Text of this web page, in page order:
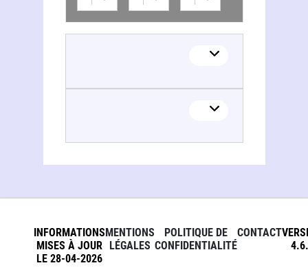
INFORMATIONS
MISES À JOUR
LE 28-04-2026
MENTIONS
LÉGALES
POLITIQUE DE
CONFIDENTIALITÉ
CONTACT